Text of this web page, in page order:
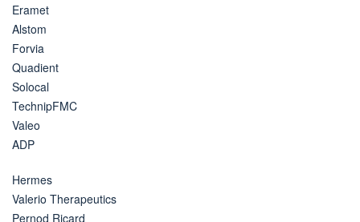
Eramet
Alstom
Forvia
Quadient
Solocal
TechnipFMC
Valeo
ADP
Hermes
Valerio Therapeutics
Pernod Ricard